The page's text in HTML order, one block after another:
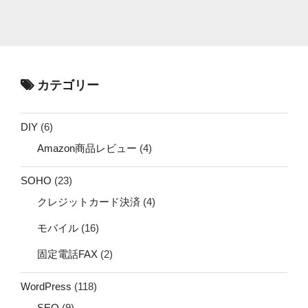
カテゴリー
DIY (6)
Amazon商品レビュー (4)
SOHO (23)
クレジットカード決済 (4)
モバイル (16)
固定電話FAX (2)
WordPress (118)